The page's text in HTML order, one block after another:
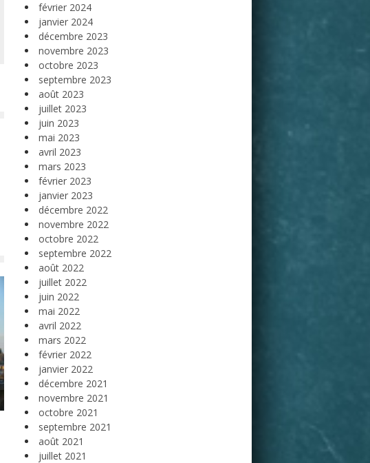
février 2024
janvier 2024
décembre 2023
novembre 2023
octobre 2023
septembre 2023
août 2023
juillet 2023
juin 2023
mai 2023
avril 2023
mars 2023
février 2023
janvier 2023
décembre 2022
novembre 2022
octobre 2022
septembre 2022
août 2022
juillet 2022
juin 2022
mai 2022
avril 2022
mars 2022
février 2022
janvier 2022
décembre 2021
novembre 2021
octobre 2021
septembre 2021
août 2021
juillet 2021